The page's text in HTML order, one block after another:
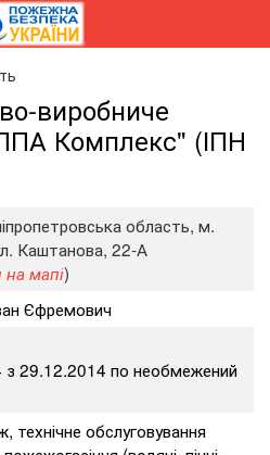
виробниче
Комплекс" (ІПН
область, м.
Каштанова, 22-А
на мапі)
Єфремович
29.12.2014 по необмежений
технічне обслуговування